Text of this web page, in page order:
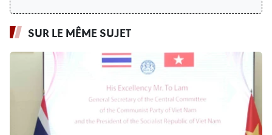
SUR LE MÊME SUJET